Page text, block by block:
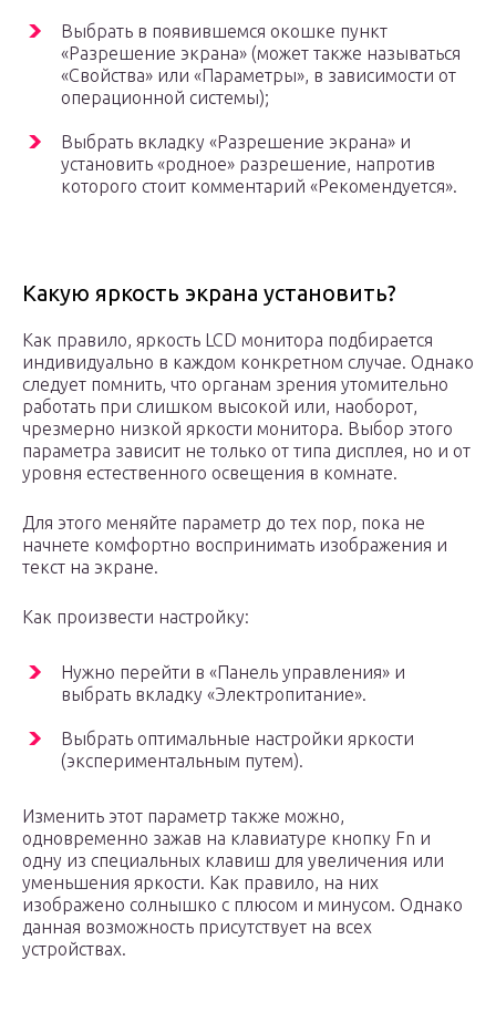
Выбрать в появившемся окошке пункт
«Разрешение экрана» (может также называться
«Свойства» или «Параметры», в зависимости от
операционной системы);
Выбрать вкладку «Разрешение экрана» и
установить «родное» разрешение, напротив
которого стоит комментарий «Рекомендуется».
Какую яркость экрана установить?
Как правило, яркость LCD монитора подбирается
индивидуально в каждом конкретном случае. Однако
следует помнить, что органам зрения утомительно
работать при слишком высокой или, наоборот,
чрезмерно низкой яркости монитора. Выбор этого
параметра зависит не только от типа дисплея, но и от
уровня естественного освещения в комнате.
Для этого меняйте параметр до тех пор, пока не
начнете комфортно воспринимать изображения и
текст на экране.
Как произвести настройку:
Нужно перейти в «Панель управления» и
выбрать вкладку «Электропитание».
Выбрать оптимальные настройки яркости
(экспериментальным путем).
Изменить этот параметр также можно,
одновременно зажав на клавиатуре кнопку Fn и
одну из специальных клавиш для увеличения или
уменьшения яркости. Как правило, на них
изображено солнышко с плюсом и минусом. Однако
данная возможность присутствует на всех
устройствах.